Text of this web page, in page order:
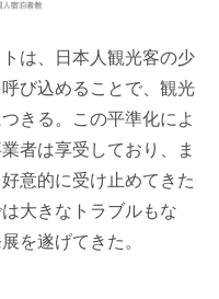
は、日本人観光客の少
び込めることで、観光
きる。この平準化によ
者は享受しており、ま
意的に受け止めてきた
大きなトラブルもな
を遂げてきた。